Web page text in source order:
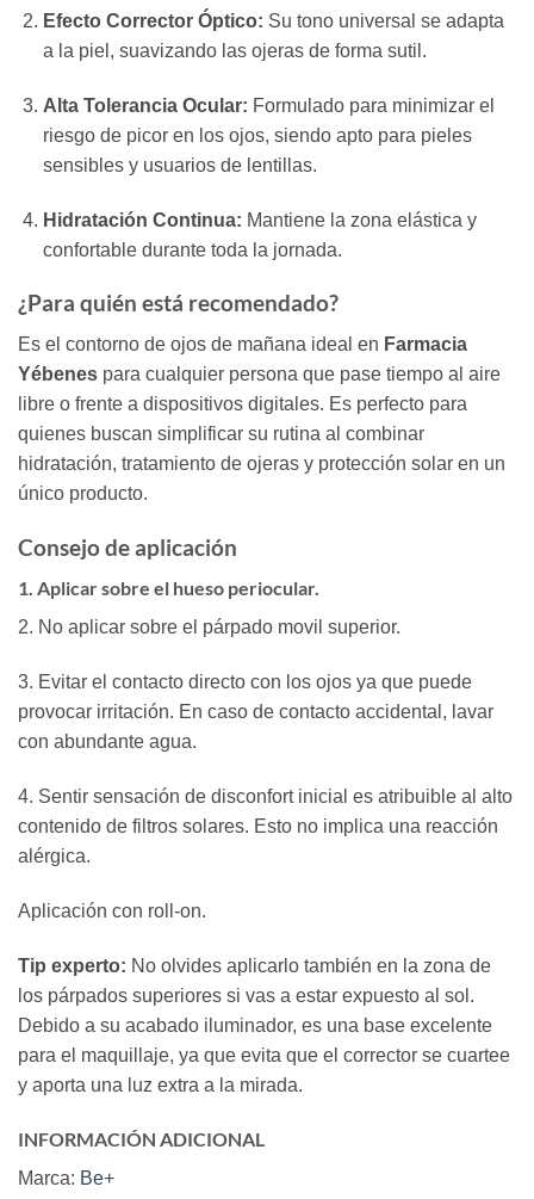
Efecto Corrector Óptico: Su tono universal se adapta
a la piel, suavizando las ojeras de forma sutil.
Alta Tolerancia Ocular: Formulado para minimizar el
riesgo de picor en los ojos, siendo apto para pieles
sensibles y usuarios de lentillas.
Hidratación Continua: Mantiene la zona elástica y
confortable durante toda la jornada.
¿Para quién está recomendado?
Es el contorno de ojos de mañana ideal en Farmacia
Yébenes para cualquier persona que pase tiempo al aire
libre o frente a dispositivos digitales. Es perfecto para
quienes buscan simplificar su rutina al combinar
hidratación, tratamiento de ojeras y protección solar en un
único producto.
Consejo de aplicación
1. Aplicar sobre el hueso periocular.
2. No aplicar sobre el párpado movil superior.
3. Evitar el contacto directo con los ojos ya que puede
provocar irritación. En caso de contacto accidental, lavar
con abundante agua.
4. Sentir sensación de disconfort inicial es atribuible al alto
contenido de filtros solares. Esto no implica una reacción
alérgica.
Aplicación con roll-on.
Tip experto: No olvides aplicarlo también en la zona de
los párpados superiores si vas a estar expuesto al sol.
Debido a su acabado iluminador, es una base excelente
para el maquillaje, ya que evita que el corrector se cuartee
y aporta una luz extra a la mirada.
INFORMACIÓN ADICIONAL
Marca: Be+